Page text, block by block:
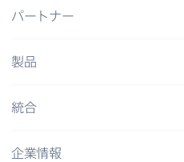
パートナー
製品
統合
企業情報